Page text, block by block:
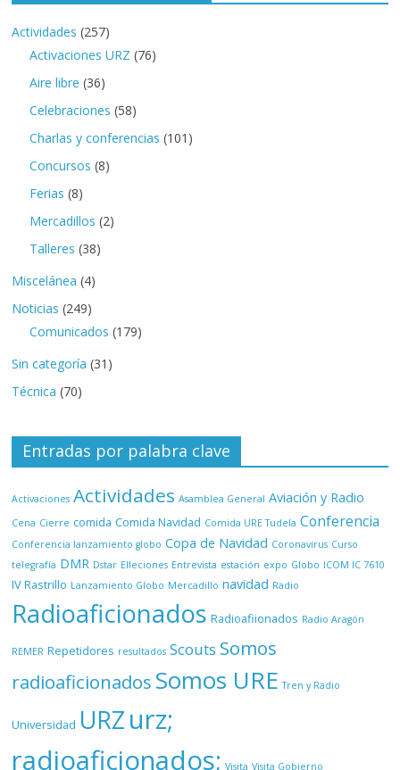
Actividades (257)
Activaciones URZ (76)
Aire libre (36)
Celebraciones (58)
Charlas y conferencias (101)
Concursos (8)
Ferias (8)
Mercadillos (2)
Talleres (38)
Miscelánea (4)
Noticias (249)
Comunicados (179)
Sin categoría (31)
Técnica (70)
Entradas por palabra clave
Activaciones Actividades Asamblea General Aviación y Radio
Cena Cierre comida Comida Navidad Comida URE Tudela Conferencia
Conferencia lanzamiento globo Copa de Navidad Coronavirus Curso
telegrafía DMR Dstar Elleciones Entrevista estación expo Globo ICOM IC 7610
IV Rastrillo Lanzamiento Globo Mercadillo navidad Radio
Radioaficionados Radioafiionados Radio Aragón
REMER Repetidores resultados Scouts Somos
radioaficionados Somos URE Tren y Radio
Universidad URZurz;
radioaficionados; Visita Visita Gobierno